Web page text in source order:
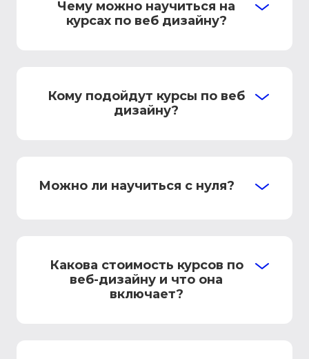
Чему можно научиться на
курсах по веб дизайну?
Кому подойдут курсы по веб
дизайну?
Можно ли научиться с нуля?
Какова стоимость курсов по
веб-дизайну и что она
включает?